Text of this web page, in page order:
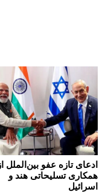
ادعای تازه عفو بین‌الملل از
همکاری تسلیحاتی هند و
اسرائیل